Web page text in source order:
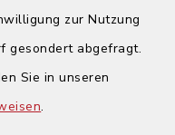
zur Nutzung
gesondert abgefragt.
Sie in unseren
.